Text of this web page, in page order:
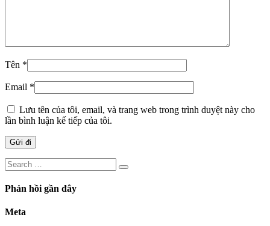
Tên *
Email *
Lưu tên của tôi, email, và trang web trong trình duyệt này cho
lần bình luận kế tiếp của tôi.
Phản hồi gần đây
Meta